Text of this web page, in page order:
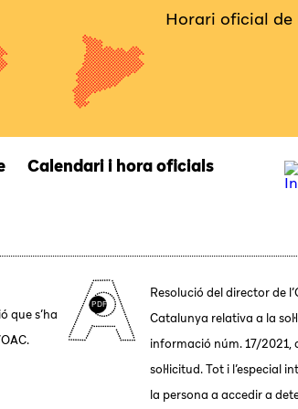
Horari oficial de
Calendari i hora oficials
que s’ha
Resolució del director de
Catalunya relativa a la
informació núm. 17/2021,
sol·licitud. Tot i l’especial
la persona a accedir a